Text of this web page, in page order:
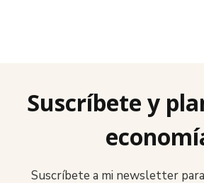
Suscríbete y
Suscríbete a mi newsletter